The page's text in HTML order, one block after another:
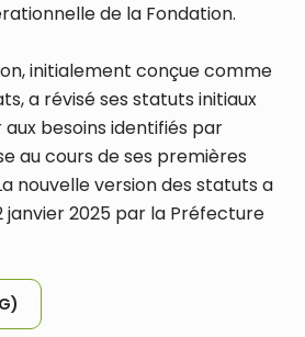
de la Fondation.
initialement conçue comme
a révisé ses statuts initiaux
besoins identifiés par
au cours de ses premières
nouvelle version des statuts a
2025 par la Préfecture